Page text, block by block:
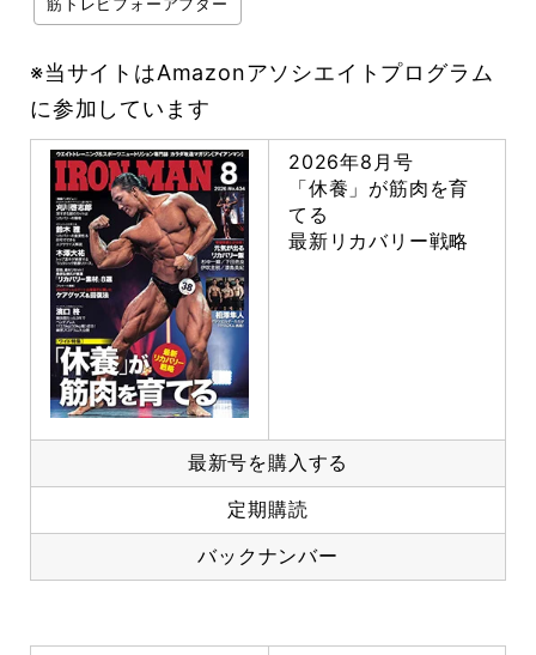
※当サイトはAmazonアソシエイトプログラム
に参加しています
2026年8月号
「休養」が筋肉を育
てる
最新リカバリー戦略
最新号を購入する
定期購読
バックナンバー